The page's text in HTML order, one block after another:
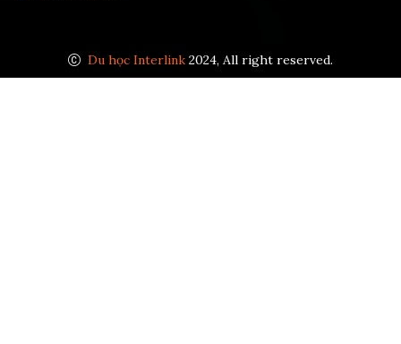
Du học Interlink 2024, All right reserved.